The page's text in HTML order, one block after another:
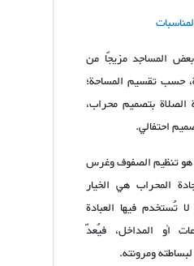
المساجد مزيجًا من
حسب تقسيم المساحة؛
الصلاة بتصميم محراب،
احتفالي.
هو تنظيم الصفوف وغرس
المحراب هي الخيار
تُستخدم فيها العبادة
أو المداخل، فيُعدّ
ومرونته.